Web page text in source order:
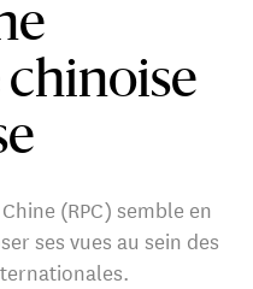
(RPC) semble en
ses vues au sein des